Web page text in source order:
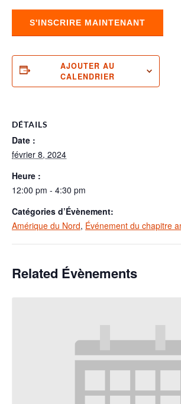
S'INSCRIRE MAINTENANT
AJOUTER AU
CALENDRIER
DÉTAILS
Date :
février 8, 2024
Heure :
12:00 pm - 4:30 pm
Catégories d’Évènement:
Amérique du Nord, Événement du chapitre
Related Évènements